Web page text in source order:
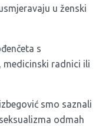
u ženski
s
medicinski radnici ili
smo saznali
odmah